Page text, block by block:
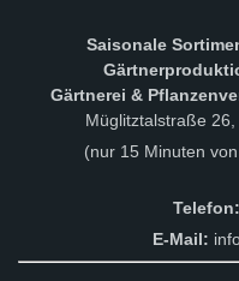
Saisonale
Gärtnerei &
Müglitztalstraße
(nur 15 Minuten
Telefon:
E-Mail: